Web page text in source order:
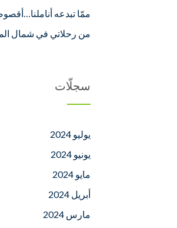
سجلّات
يوليو 2024
يونيو 2024
مايو 2024
أبريل 2024
مارس 2024